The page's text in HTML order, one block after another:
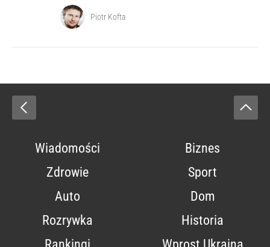
Piotr Kofta
Wiadomości
Biznes
Zdrowie
Sport
Auto
Dom
Rozrywka
Historia